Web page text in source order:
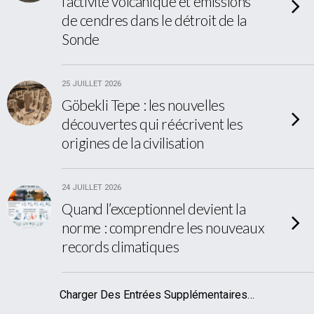
de cendres dans le détroit de la
Sonde
25 JUILLET 2026
Göbekli Tepe : les nouvelles
découvertes qui réécrivent les
origines de la civilisation
24 JUILLET 2026
Quand l’exceptionnel devient la
norme : comprendre les nouveaux
records climatiques
Charger Des Entrées Supplémentaires…